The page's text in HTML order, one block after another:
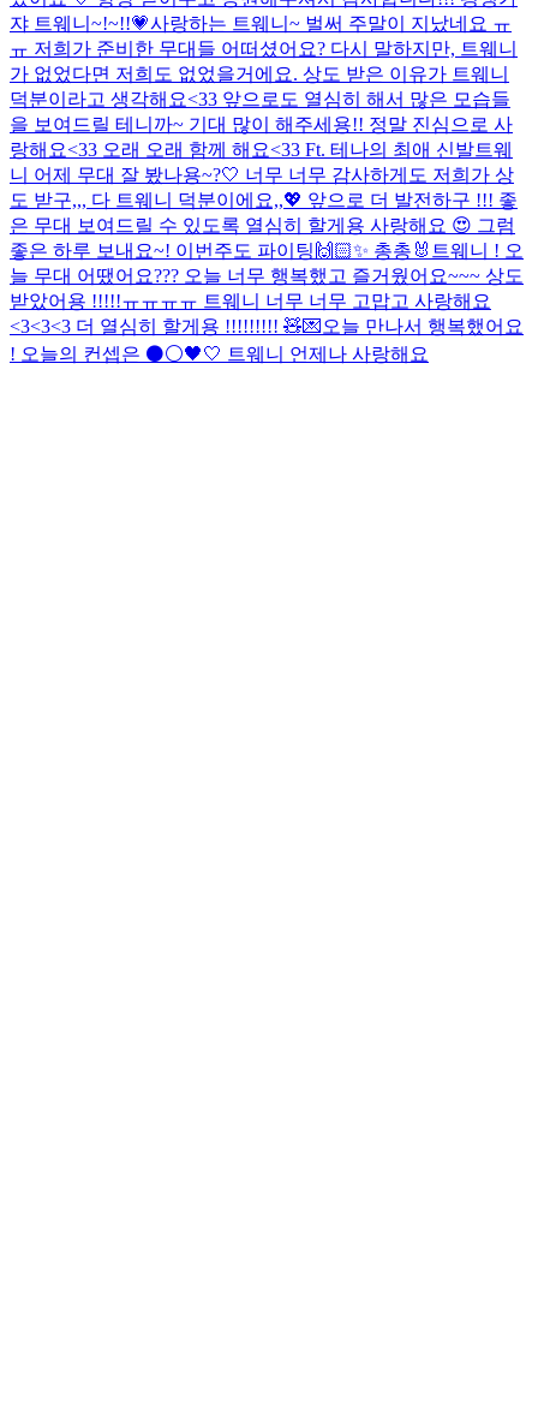
쟈 트웨니~!~!!💗사랑하는 트웨니~ 벌써 주말이 지났네요 ㅠ
ㅠ 저희가 준비한 무대들 어떠셨어요? 다시 말하지만, 트웨니
가 없었다면 저희도 없었을거에요. 상도 받은 이유가 트웨니
덕분이라고 생각해요<33 앞으로도 열심히 해서 많은 모습들
을 보여드릴 테니까~ 기대 많이 해주세용!! 정말 진심으로 사
랑해요<33 오래 오래 함께 해요<33 Ft. 테나의 최애 신발트웨
니 어제 무대 잘 봤나용~?🤍 너무 너무 감사하게도 저희가 상
도 받구,,, 다 트웨니 덕분이에요,,💖 앞으로 더 발전하구 !!! 좋
은 무대 보여드릴 수 있도록 열심히 할게용 사랑해요 😍 그럼
좋은 하루 보내요~! 이번주도 파이팅🙌🏻✨ 총총🐰 트웨니 ! 오
늘 무대 어땠어요??? 오늘 너무 행복했고 즐거웠어요~~~ 상도
받았어용 !!!!!ㅠㅠㅠㅠ 트웨니 너무 너무 고맙고 사랑해요
<3<3<3 더 열심히 할게용 !!!!!!!!! 🧸💌 오늘 만나서 행복했어요
! 오늘의 컨셉은 ⚫️⚪️🖤🤍 트웨니 언제나 사랑해요